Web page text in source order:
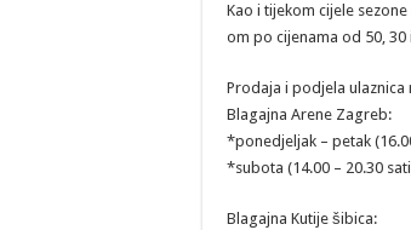
Kao i tijekom cijele
om po cijenama od 50, 30
Prodaja i podjela
Blagajna Arene Zagreb:
*ponedjeljak – petak
*subota (14.00 – 20.30
Blagajna Kutije šibica: